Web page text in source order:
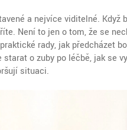
a nejvíce viditelné.
Není to jen o tom, že se
rady, jak předcházet
o zuby po léčbě, jak se
situaci.